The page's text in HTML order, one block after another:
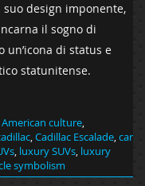
suo design imponente,
il sogno di
di status e
statunitense.
American culture,
,Cadillac Escalade,car
, luxury SUVs, luxury
symbolism